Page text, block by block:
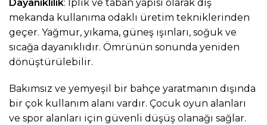
Dayanıklılık: İplik ve taban yapısı olarak dış
mekanda kullanıma odaklı üretim tekniklerinden
geçer. Yağmur, yıkama, güneş ışınları, soğuk ve
sıcağa dayanıklıdır. Ömrünün sonunda yeniden
dönüştürülebilir.
Bakımsız ve yemyeşil bir bahçe yaratmanın dışında
bir çok kullanım alanı vardır. Çocuk oyun alanları
ve spor alanları için güvenli düşüş olanağı sağlar.